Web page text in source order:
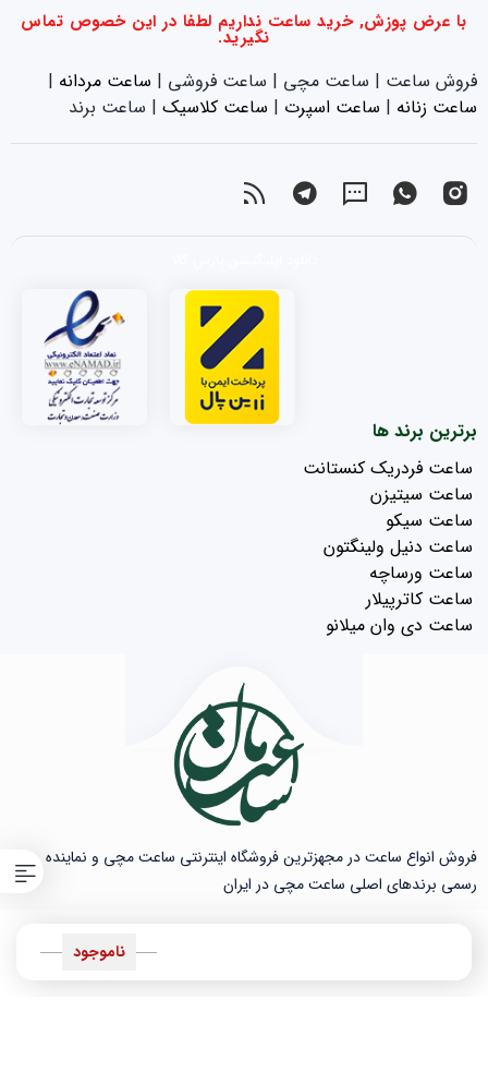
ناموجود
با عرض پوزش, خرید ساعت نداریم لطفا در این خصوص تماس
نگیرید.
فروش ساعت | ساعت مچی | ساعت فروشی | ساعت مردانه |
ساعت زنانه |‌ ساعت اسپرت |‌ ساعت کلاسیک | ساعت برند
برترین برند ها
ساعت فردریک کنستانت
ساعت سیتیزن
ساعت سیکو
ساعت دنیل ولینگتون
ساعت ورساچه
ساعت کاترپیلار
ساعت دی وان میلانو
فروش انواع ساعت در مجهزترین فروشگاه اینترنتی ساعت مچی و نماینده
رسمی برندهای اصلی ساعت مچی در ایران